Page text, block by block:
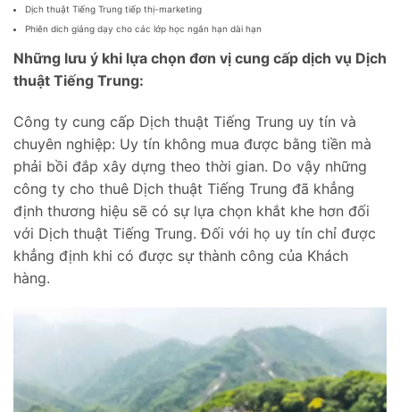
Dịch thuật Tiếng Trung tiếp thị-marketing
Phiên dich giảng dạy cho các lớp học ngắn hạn dài hạn
Những lưu ý khi lựa chọn đơn vị cung cấp dịch vụ Dịch
thuật Tiếng Trung:
Công ty cung cấp Dịch thuật Tiếng Trung uy tín và
chuyên nghiệp: Uy tín không mua được bằng tiền mà
phải bồi đắp xây dựng theo thời gian. Do vậy những
công ty cho thuê Dịch thuật Tiếng Trung đã khẳng
định thương hiệu sẽ có sự lựa chọn khắt khe hơn đối
với Dịch thuật Tiếng Trung. Đối với họ uy tín chỉ được
khẳng định khi có được sự thành công của Khách
hàng.